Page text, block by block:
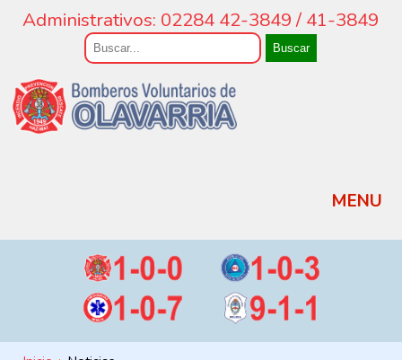
Administrativos: 02284 42-3849 / 41-3849
Buscar
MENU